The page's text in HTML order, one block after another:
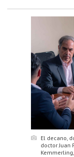
El decano,
doctor Juan